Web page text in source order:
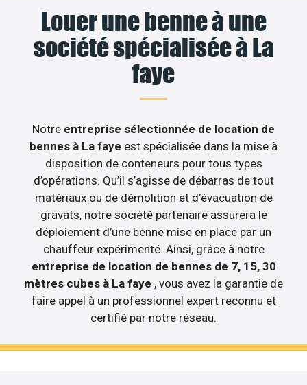
Louer une benne à une
société spécialisée à La
faye
Notre entreprise sélectionnée de location de
bennes à La faye est spécialisée dans la mise à
disposition de conteneurs pour tous types
d’opérations. Qu’il s’agisse de débarras de tout
matériaux ou de démolition et d’évacuation de
gravats, notre société partenaire assurera le
déploiement d’une benne mise en place par un
chauffeur expérimenté. Ainsi, grâce à notre
entreprise de location de bennes de 7, 15, 30
mètres cubes à La faye , vous avez la garantie de
faire appel à un professionnel expert reconnu et
certifié par notre réseau.